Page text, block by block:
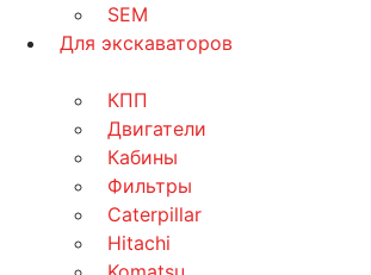
SEM
Для экскаваторов
КПП
Двигатели
Кабины
Фильтры
Caterpillar
Hitachi